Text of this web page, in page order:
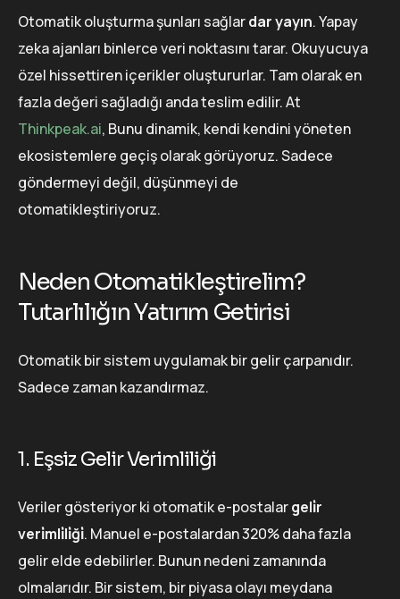
Otomatik oluşturma şunları sağlardar yayın. Yapay
zeka ajanları binlerce veri noktasını tarar. Okuyucuya
özel hissettiren içerikler oluştururlar. Tam olarak en
fazla değeri sağladığı anda teslim edilir. At
Thinkpeak.ai, Bunu dinamik, kendi kendini yöneten
ekosistemlere geçiş olarak görüyoruz. Sadece
göndermeyi değil, düşünmeyi de
otomatikleştiriyoruz.
Neden Otomatikleştirelim?
Tutarlılığın Yatırım Getirisi
Otomatik bir sistem uygulamak bir gelir çarpanıdır.
Sadece zaman kazandırmaz.
1. Eşsiz Gelir Verimliliği
Veriler gösteriyor ki otomatik e-postalargeli̇r
veri̇mli̇li̇ği̇. Manuel e-postalardan 320% daha fazla
gelir elde edebilirler. Bunun nedeni zamanında
olmalarıdır. Bir sistem, bir piyasa olayı meydana